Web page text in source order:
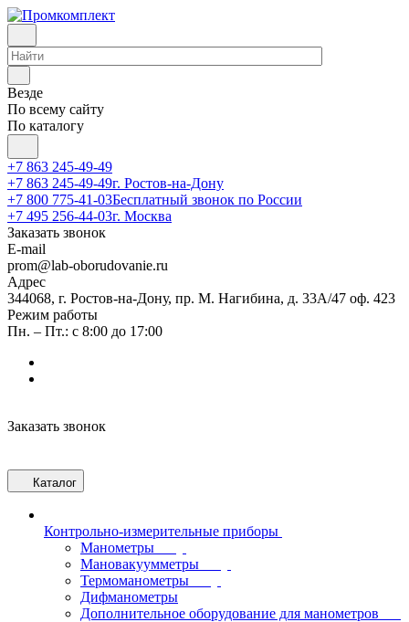
Везде
По всему сайту
По каталогу
+7 863 245-49-49
+7 863 245-49-49г. Ростов-на-Дону
+7 800 775-41-03Бесплатный звонок по России
+7 495 256-44-03г. Москва
Заказать звонок
E-mail
prom@lab-oborudovanie.ru
Адрес
344068, г. Ростов-на-Дону, пр. М. Нагибина, д. 33А/47 оф. 423
Режим работы
Пн. – Пт.: с 8:00 до 17:00
Заказать звонок
Каталог
Контрольно-измерительные приборы
Манометры
Мановакуумметры
Термоманометры
Дифманометры
Дополнительное оборудование для манометров